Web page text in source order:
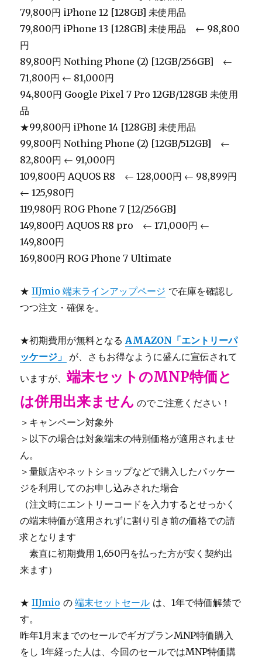
79,800円 iPhone 12 [128GB] 未使用品
79,800円 iPhone 13 [128GB] 未使用品 ← 98,800
円
89,800円 Nothing Phone (2) [12GB/256GB] ←
71,800円 ← 81,000円
94,800円 Google Pixel 7 Pro 12GB/128GB 未使用
品
★99,800円 iPhone 14 [128GB] 未使用品
99,800円 Nothing Phone (2) [12GB/512GB] ←
82,800円 ← 91,000円
109,800円 AQUOS R8 ← 128,000円 ← 98,899円
← 125,980円
119,980円 ROG Phone 7 [12/256GB]
149,800円 AQUOS R8 pro ← 171,000円 ←
149,800円
169,800円 ROG Phone 7 Ultimate
★IIJmio 端末ラインアップページ で在庫を確認し
つつ注文・確保を。
★初期費用が無料となるAMAZON「エントリーパ
ッケージ」
が、さもお得なように盛んに宣伝されて
いますが、端末セットのMNP特価と
は併用出来ません のでご注意ください！
＞キャンペーン対象外
＞以下の場合は対象端末の特別価格が適用されませ
ん。
＞量販店やネットショップなどで購入したパッケー
ジを利用してのお申し込みされた場合
（注文時にエントリーコードを入力するとせっかく
の端末特価が適用されずに割り引き前の価格での請
求となります
＿素直に初期費用 1,650円を払った方が安く契約出
来ます）
★IIJmio の端末セットセール は、1年で特価解禁で
す。
昨年1月末までのセールでギガプランMNP特価購入
をし 1年経った人は、今回のセールではMNP特価購